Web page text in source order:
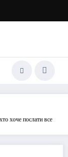
хоче послати все